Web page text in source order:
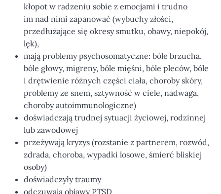
kłopot w radzeniu sobie z emocjami i trudno
im nad nimi zapanować (wybuchy złości,
przedłużające się okresy smutku, obawy, niepokój,
lęk),
mają problemy psychosomatyczne: bóle brzucha,
bóle głowy, migreny, bóle mięśni, bóle pleców, bóle
i drętwienie różnych części ciała, choroby skóry,
problemy ze snem, sztywność w ciele, nadwaga,
choroby autoimmunologiczne)
doświadczają trudnej sytuacji życiowej, rodzinnej
lub zawodowej
przeżywają kryzys (rozstanie z partnerem, rozwód,
zdrada, choroba, wypadki losowe, śmierć bliskiej
osoby)
doświadczyły traumy
odczuwają objawy PTSD